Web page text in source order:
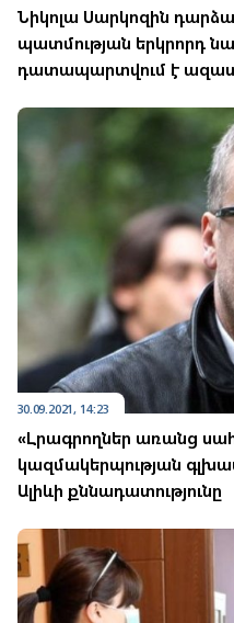
Նիկոլա Սարկոզին
պատմության երկրորդ
դատապարտվում է
30.09.2021, 14:23
«Լրագրողներ առանց
կազմակերպության
Ալիևի քննադատությունը